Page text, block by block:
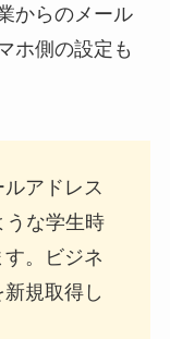
からのメール
ホ側の設定も
アドレス
うな学生時
。ビジネ
新規取得し